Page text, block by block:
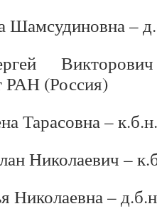
Шамсудиновна –
РАН (Россия)
Тарасовна –
Николаевич –
Николаевна –